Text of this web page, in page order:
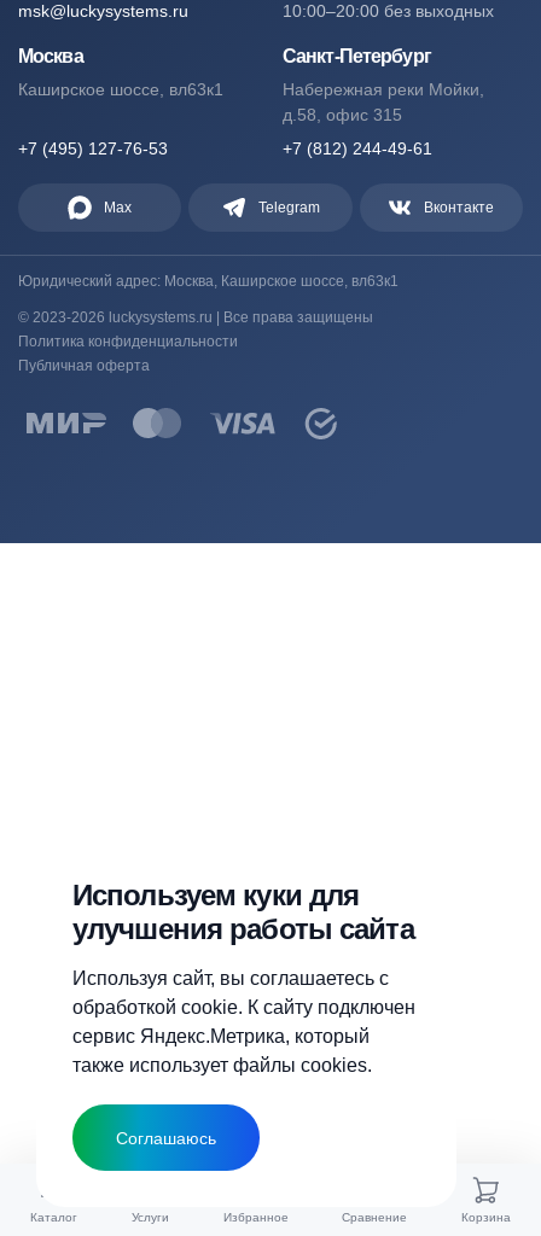
10:00–20:00 без выходных
msk@luckysystems.ru
Москва
Каширское шоссе, вл63к1
+7 (495) 127-76-53
Санкт-Петербург
Набережная реки Мойки,
д.58, офис 315
+7 (812) 244-49-61
Max Telegram Вконтакте
Юридический адрес: Москва, Каширское шоссе, вл63к1
© 2023-2026 luckysystems.ru | Все права защищены
Политика конфиденциальности
Публичная оферта
Используем куки для
улучшения работы сайта
Используя сайт, вы соглашаетесь с
обработкой cookie. К сайту подключен
сервис Яндекс.Метрика, который
также использует файлы cookies.
Соглашаюсь
Каталог Услуги Избранное Сравнение Корзина